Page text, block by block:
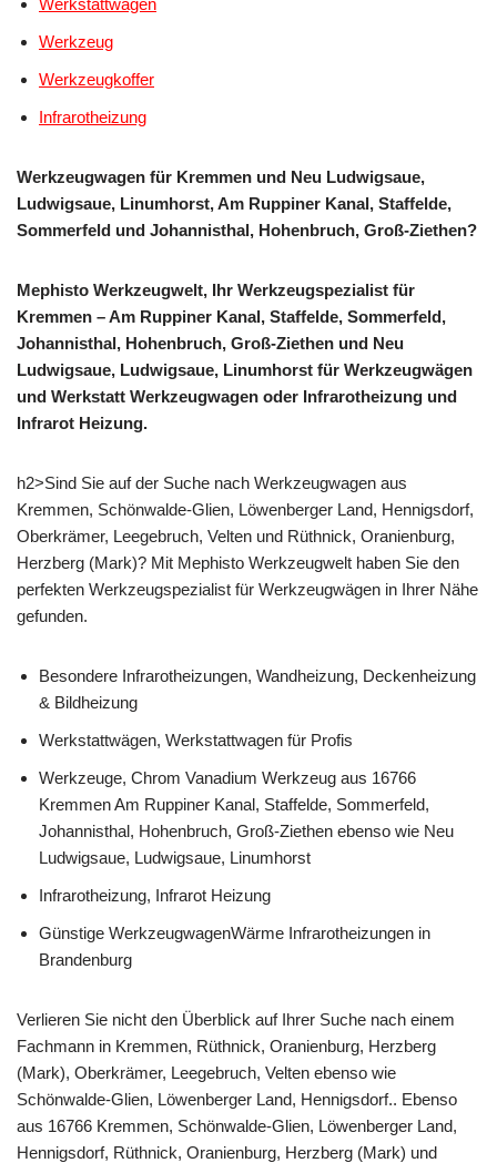
Werkzeug
Werkzeugkoffer
Infrarotheizung
Werkzeugwagen für Kremmen und Neu Ludwigsaue,
Ludwigsaue, Linumhorst, Am Ruppiner Kanal, Staffelde,
Sommerfeld und Johannisthal, Hohenbruch, Groß-Ziethen?
Mephisto Werkzeugwelt, Ihr Werkzeugspezialist für
Kremmen – Am Ruppiner Kanal, Staffelde, Sommerfeld,
Johannisthal, Hohenbruch, Groß-Ziethen und Neu
Ludwigsaue, Ludwigsaue, Linumhorst für Werkzeugwägen
und Werkstatt Werkzeugwagen oder Infrarotheizung und
Infrarot Heizung.
h2>Sind Sie auf der Suche nach Werkzeugwagen aus
Kremmen, Schönwalde-Glien, Löwenberger Land, Hennigsdorf,
Oberkrämer, Leegebruch, Velten und Rüthnick, Oranienburg,
Herzberg (Mark)? Mit Mephisto Werkzeugwelt haben Sie den
perfekten Werkzeugspezialist für Werkzeugwägen in Ihrer Nähe
gefunden.
Besondere Infrarotheizungen, Wandheizung, Deckenheizung
& Bildheizung
Werkstattwägen, Werkstattwagen für Profis
Werkzeuge, Chrom Vanadium Werkzeug aus 16766
Kremmen Am Ruppiner Kanal, Staffelde, Sommerfeld,
Johannisthal, Hohenbruch, Groß-Ziethen ebenso wie Neu
Ludwigsaue, Ludwigsaue, Linumhorst
Infrarotheizung, Infrarot Heizung
Günstige WerkzeugwagenWärme Infrarotheizungen in
Brandenburg
Verlieren Sie nicht den Überblick auf Ihrer Suche nach einem
Fachmann in Kremmen, Rüthnick, Oranienburg, Herzberg
(Mark), Oberkrämer, Leegebruch, Velten ebenso wie
Schönwalde-Glien, Löwenberger Land, Hennigsdorf.. Ebenso
aus 16766 Kremmen, Schönwalde-Glien, Löwenberger Land,
Hennigsdorf, Rüthnick, Oranienburg, Herzberg (Mark) und